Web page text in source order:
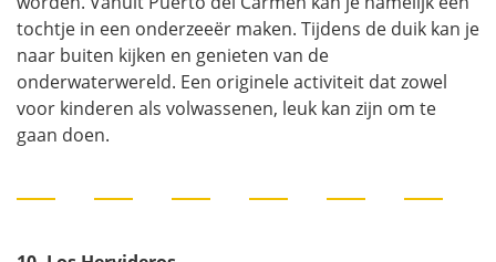
tochtje in een onderzeeër maken. Tijdens de duik kan je
naar buiten kijken en genieten van de
onderwaterwereld. Een originele activiteit dat zowel
voor kinderen als volwassenen, leuk kan zijn om te
gaan doen.